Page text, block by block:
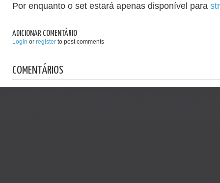
Por enquanto o set estará apenas disponível para
ADICIONAR COMENTÁRIO
Login or register to post comments
COMENTÁRIOS